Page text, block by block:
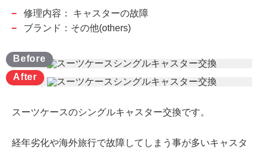
修理内容：
キャスターの故障
ブランド：その他(others)
スーツケースのシングルキャスター交換です。
経年劣化や海外旅行で故障してしまう事が多いキャスタ